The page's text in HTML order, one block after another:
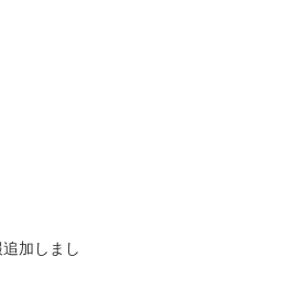
加しまし